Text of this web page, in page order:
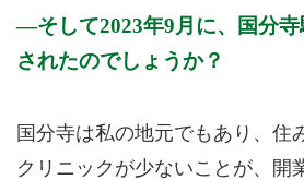
そして2023年9月に、国分
されたのでしょうか？
国分寺は私の地元でもあり、住
クリニックが少ないことが、開